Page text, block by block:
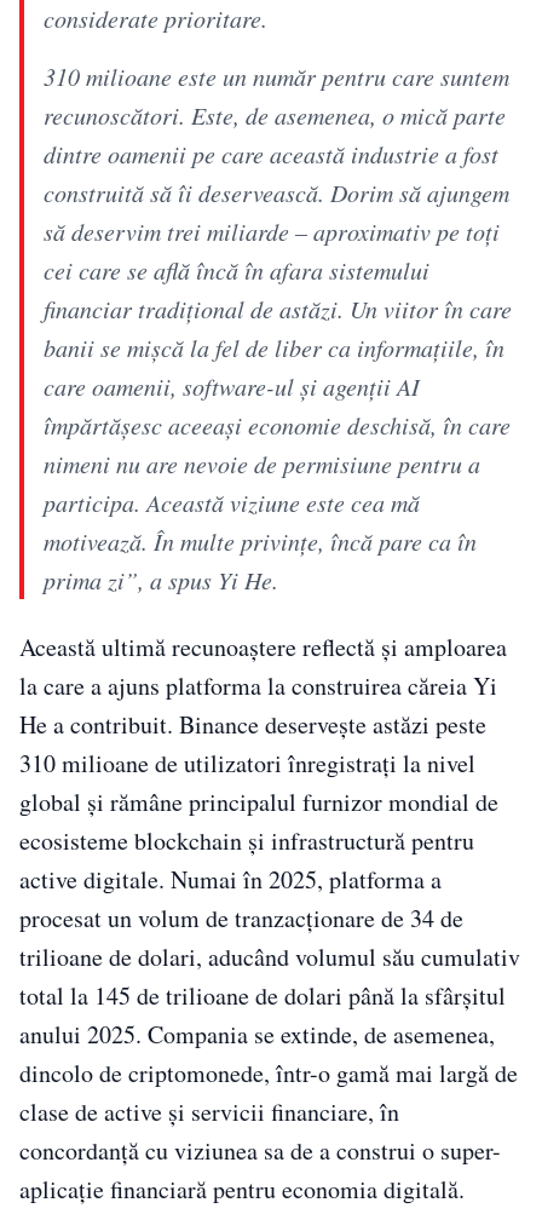
considerate prioritare.
310 milioane este un număr pentru care suntem
recunoscători. Este, de asemenea, o mică parte
dintre oamenii pe care această industrie a fost
construită să îi deservească. Dorim să ajungem
să deservim trei miliarde – aproximativ pe toți
cei care se află încă în afara sistemului
financiar tradițional de astăzi. Un viitor în care
banii se mișcă la fel de liber ca informațiile, în
care oamenii, software-ul și agenții AI
împărtășesc aceeași economie deschisă, în care
nimeni nu are nevoie de permisiune pentru a
participa. Această viziune este cea mă
motivează. În multe privințe, încă pare ca în
prima zi”, a spus Yi He.
Această ultimă recunoaștere reflectă și amploarea
la care a ajuns platforma la construirea căreia Yi
He a contribuit. Binance deservește astăzi peste
310 milioane de utilizatori înregistrați la nivel
global și rămâne principalul furnizor mondial de
ecosisteme blockchain și infrastructură pentru
active digitale. Numai în 2025, platforma a
procesat un volum de tranzacționare de 34 de
trilioane de dolari, aducând volumul său cumulativ
total la 145 de trilioane de dolari până la sfârșitul
anului 2025. Compania se extinde, de asemenea,
dincolo de criptomonede, într-o gamă mai largă de
clase de active și servicii financiare, în
concordanță cu viziunea sa de a construi o super-
aplicație financiară pentru economia digitală.